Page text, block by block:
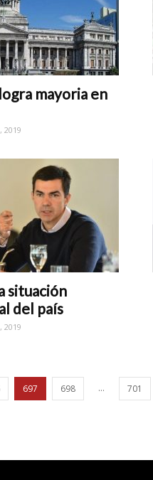
mayoria en
2019
situación
del país
2019
697 698 ... 701